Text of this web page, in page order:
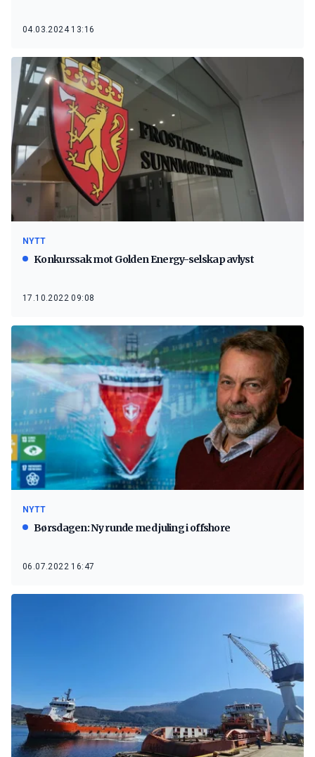
04.03.2024 13:16
NYTT
Konkurssak mot Golden Energy-selskap avlyst
17.10.2022 09:08
NYTT
Børsdagen: Ny runde med juling i offshore
06.07.2022 16:47